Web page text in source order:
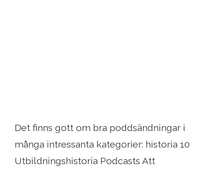
Det finns gott om bra poddsändningar i
många intressanta kategorier: historia 10
Utbildningshistoria Podcasts Att